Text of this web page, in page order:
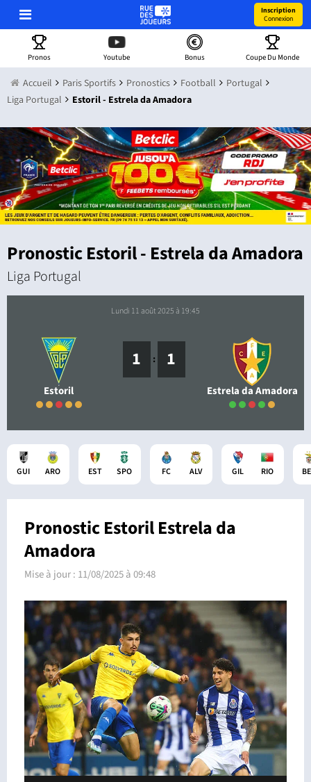
Inscription
Connexion
Pronos Youtube Bonus Coupe Du Monde
Accueil Paris Sportifs Pronostics Football
Portugal
Liga Portugal
Estoril - Estrela da Amadora
Pronostic Estoril - Estrela da Amadora
Liga Portugal
Estoril
1 : 1
lundi 11 août 2025 à 19:45
Estrela da Amadora
GUI ARO EST SPO FC ALV GIL RIO
Pronostic Estoril Estrela da
Amadora
Mise à jour : 11/08/2025 à 09:48